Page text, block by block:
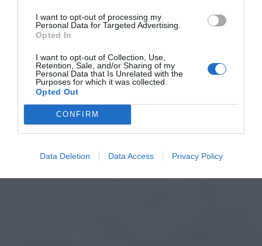
I want to opt-out of processing my
Personal Data for Targeted Advertising.
Opted In
I want to opt-out of Collection, Use,
Retention, Sale, and/or Sharing of my
Personal Data that Is Unrelated with the
Purposes for which it was collected.
Opted Out
CONFIRM
Data Deletion Data Access Privacy Policy